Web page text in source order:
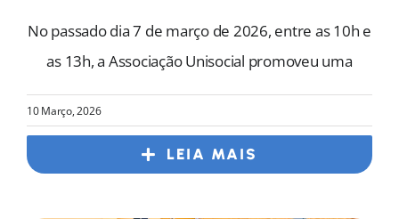
No passado dia 7 de março de 2026, entre as 10h e
as 13h, a Associação Unisocial promoveu uma
10 Março, 2026
LEIA MAIS